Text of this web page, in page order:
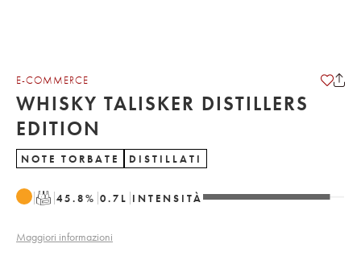
E-COMMERCE
WHISKY TALISKER DISTILLERS
EDITION
NOTE TORBATE DISTILLATI
T 45.8% 0.7 L INTENSITÀ
Maggiori informazioni